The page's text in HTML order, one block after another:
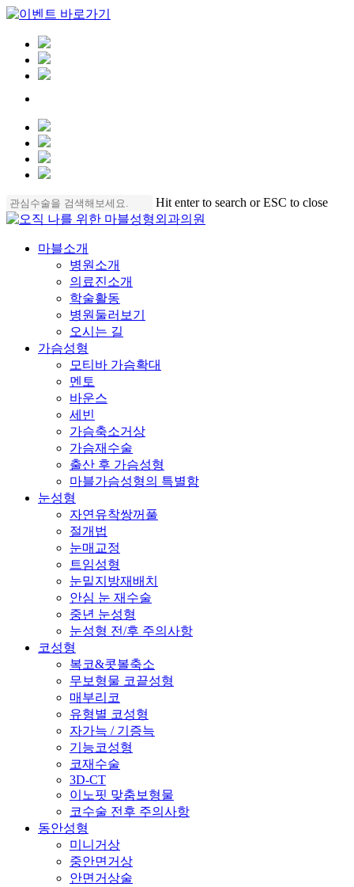
Skip
to
main
content
Hit enter to search or ESC to close
Close
Menu
마블소개
병원소개
의료진소개
학술활동
병원둘러보기
오시는 길
가슴성형
모티바 가슴확대
멘토
바운스
세빈
가슴축소거상
가슴재수술
출산 후 가슴성형
마블가슴성형의 특별함
눈성형
자연유착쌍꺼풀
절개법
눈매교정
트임성형
눈밑지방재배치
안심 눈 재수술
중년 눈성형
눈성형 전/후 주의사항
코성형
복코&콧볼축소
무보형물 코끝성형
매부리코
유형별 코성형
자가늑 / 기증늑
기능코성형
코재수술
3D-CT
이노핏 맞춤보형물
코수술 전후 주의사항
동안성형
미니거상
중안면거상
안면거상술